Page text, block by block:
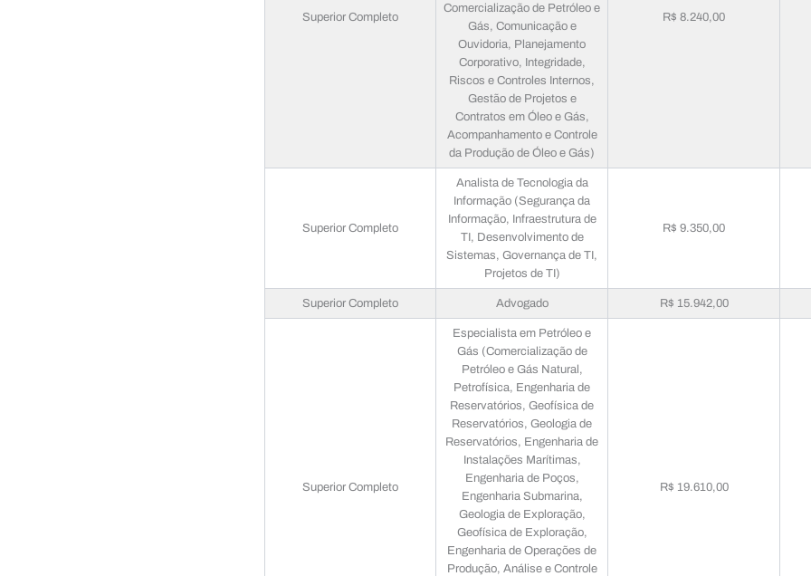
Superior Completo
Comercialização de Petróleo e
Gás, Comunicação e
Ouvidoria, Planejamento
Corporativo, Integridade,
Riscos e Controles Internos,
Gestão de Projetos e
Contratos em Óleo e Gás,
Acompanhamento e Controle
da Produção de Óleo e Gás)
R$ 8.240,00
Superior Completo
Analista de Tecnologia da
Informação (Segurança da
Informação, Infraestrutura de
TI, Desenvolvimento de
Sistemas, Governança de TI,
Projetos de TI)
R$ 9.350,00
Superior Completo Advogado R$ 15.942,00
Superior Completo
Especialista em Petróleo e
Gás (Comercialização de
Petróleo e Gás Natural,
Petrofísica, Engenharia de
Reservatórios, Geofísica de
Reservatórios, Geologia de
Reservatórios, Engenharia de
Instalações Marítimas,
Engenharia de Poços,
Engenharia Submarina,
Geologia de Exploração,
Geofísica de Exploração,
Engenharia de Operações de
Produção, Análise e Controle
R$ 19.610,00